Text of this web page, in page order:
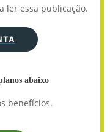
ler essa publicação.
abaixo
benefícios.